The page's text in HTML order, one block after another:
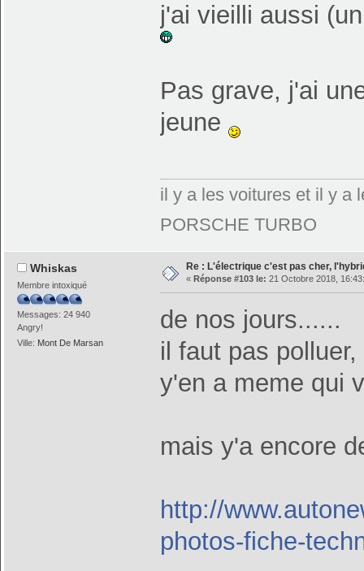
j'ai vieilli aussi
Pas grave, j'ai
jeune
il y a les voitures et il y a
PORSCHE TURBO
Whiskas
Membre intoxiqué
Messages: 24 940
Angry!
Ville: Mont De Marsan
Re : L'électrique c'est pas cher,
« Réponse #103 le: 21 Octobre 2018,
de nos jours......
il faut pas
y'en a meme qui
mais y'a encore
http://
photos-fiche-